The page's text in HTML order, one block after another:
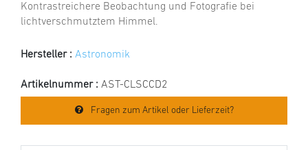
Kontrastreichere Beobachtung und Fotografie bei
lichtverschmutztem Himmel.
Hersteller : Astronomik
Artikelnummer : AST-CLSCCD2
Fragen zum Artikel oder Lieferzeit?